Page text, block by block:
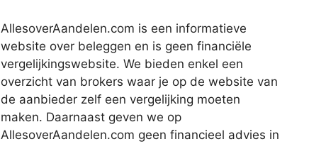
AllesoverAandelen.com is een informatieve
website over beleggen en is geen financiële
vergelijkingswebsite. We bieden enkel een
overzicht van brokers waar je op de website van
de aanbieder zelf een vergelijking moeten
maken. Daarnaast geven we op
AllesoverAandelen.com geen financieel advies in